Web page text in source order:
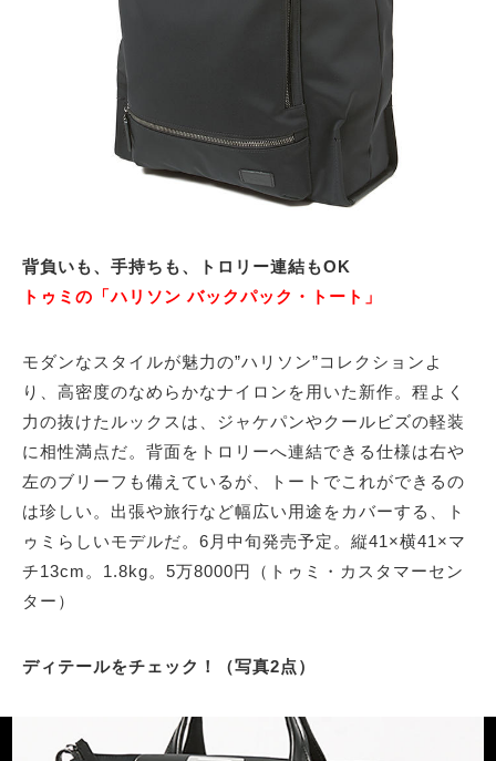
背負いも、手持ちも、トロリー連結もOK
トゥミの「ハリソン バックパック・トート」
モダンなスタイルが魅力の”ハリソン”コレクションよ
り、高密度のなめらかなナイロンを用いた新作。程よく
力の抜けたルックスは、ジャケパンやクールビズの軽装
に相性満点だ。背面をトロリーへ連結できる仕様は右や
左のブリーフも備えているが、トートでこれができるの
は珍しい。出張や旅行など幅広い用途をカバーする、ト
ゥミらしいモデルだ。6月中旬発売予定。縦41×横41×マ
チ13cm。1.8kg。5万8000円（トゥミ・カスタマーセン
ター）
ディテールをチェック！（写真2点）